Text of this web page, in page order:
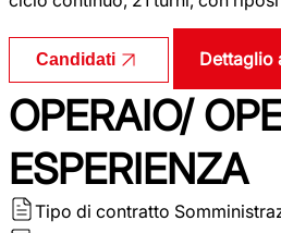
Candidati Dettaglio
OPERAIO/
ESPERIENZA
Tipo di contratto